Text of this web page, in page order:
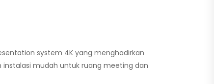
system 4K yang menghadirkan
instalasi mudah untuk ruang meeting dan